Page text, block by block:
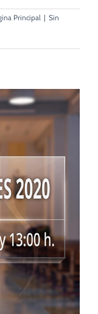
Principal | Sin